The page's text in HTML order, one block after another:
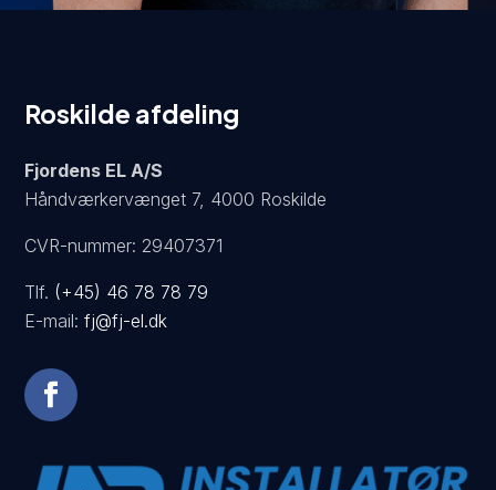
Roskilde afdeling
Fjordens EL A/S
Håndværkervænget 7, 4000 Roskilde
CVR-nummer: 29407371
Tlf. (+45) 46 78 78 79
E-mail:fj@fj-el.dk